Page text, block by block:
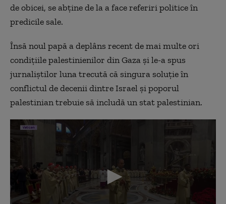
de obicei, se abține de la a face referiri politice în
predicile sale.
Însă noul papă a deplâns recent de mai multe ori
condițiile palestinienilor din Gaza și le-a spus
jurnaliștilor luna trecută că singura soluție în
conflictul de decenii dintre Israel și poporul
palestinian trebuie să includă un stat palestinian.